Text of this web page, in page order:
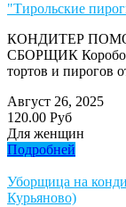
"Тирольские
КОНДИТЕР
СБОРЩИК
тортов и
Август 26, 2025
120.00 Руб
Для женщин
Подробней
Уборщица на
Курьяново)